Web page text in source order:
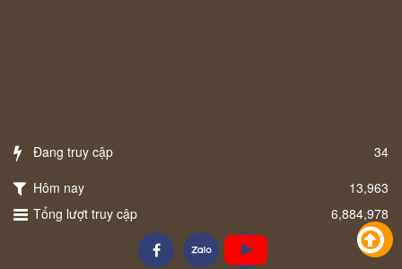
Đang truy cập
34
Hôm nay
13,963
Tổng lượt truy cập
6,884,978